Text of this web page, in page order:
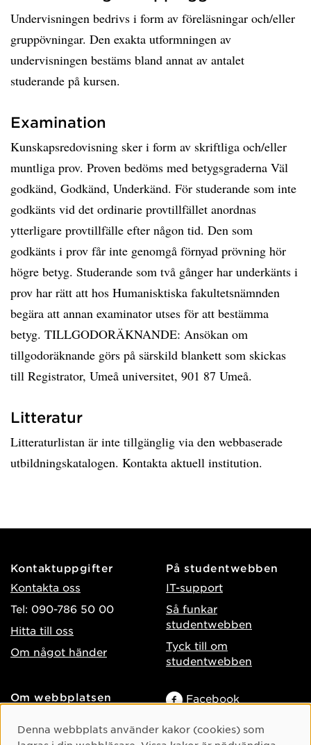
Undervisningen bedrivs i form av föreläsningar och/eller
gruppövningar. Den exakta utformningen av
undervisningen bestäms bland annat av antalet
studerande på kursen.
Examination
Kunskapsredovisning sker i form av skriftliga och/eller
muntliga prov. Proven bedöms med betygsgraderna Väl
godkänd, Godkänd, Underkänd. För studerande som inte
godkänts vid det ordinarie provtillfället anordnas
ytterligare provtillfälle efter någon tid. Den som
godkänts i prov får inte genomgå förnyad prövning hör
högre betyg. Studerande som två gånger har underkänts i
prov har rätt att hos Humanisktiska fakultetsnämnden
begära att annan examinator utses för att bestämma
betyg. TILLGODORÄKNANDE: Ansökan om
tillgodoräknande görs på särskild blankett som skickas
till Registrator, Umeå universitet, 901 87 Umeå.
Litteratur
Litteraturlistan är inte tillgänglig via den webbaserade
utbildningskatalogen. Kontakta aktuell institution.
Kontaktuppgifter
Kontakta oss
Tel: 090-786 50 00
Hitta till oss
Om något händer
På studentwebben
IT-support
Så funkar
studentwebben
Tyck till om
studentwebben
Om webbplatsen
Behandling av
Facebook
Cookie-samtycke
Denna webbplats använder kakor (cookies) som